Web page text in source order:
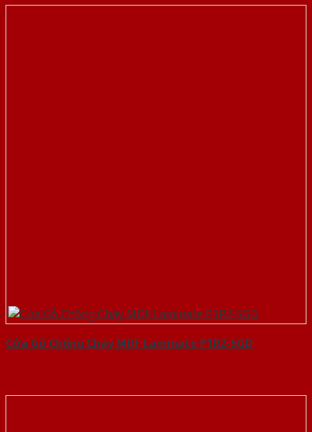
Cửa Gỗ Chống Cháy MDF Laminate P1R2-SGD